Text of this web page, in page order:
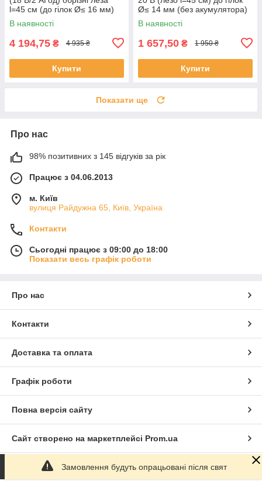
l=45 см (до гілок Ø≤ 16 мм)
Yato YT-828331
В наявності
4 194,75 ₴ 4 935 ₴
Купити
Ø≤ 14 мм (без акумулятора)
STHOR 78186
В наявності
1 657,50 ₴ 1 950 ₴
Купити
Показати ще
Про нас
98% позитивних з 145 відгуків за рік
Працює з 04.06.2013
м. Київ
вулиця Райдужна 65, Київ, Україна
Контакти
Сьогодні працює з 09:00 до 18:00
Показати весь графік роботи
Про нас
Контакти
Доставка та оплата
Графік роботи
Повна версія сайту
Сайт створено на маркетплейсі Prom.ua
Політика конфіденційності
Замовлення будуть опрацьовані після свят